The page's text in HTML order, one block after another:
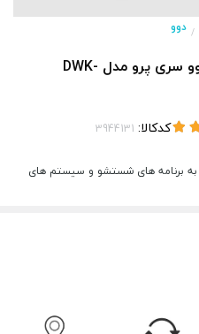
/ دوو
ماشین لباسشویی 8 کیلویی دوو سری پرو مدل DWK-
کدکالا:
برنامه های شستشو و سیستم های